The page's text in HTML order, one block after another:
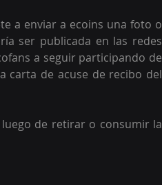
a enviar a ecoins una foto o
ser publicada en las redes
a seguir participando de
carta de acuse de recibo del
de retirar o consumir la